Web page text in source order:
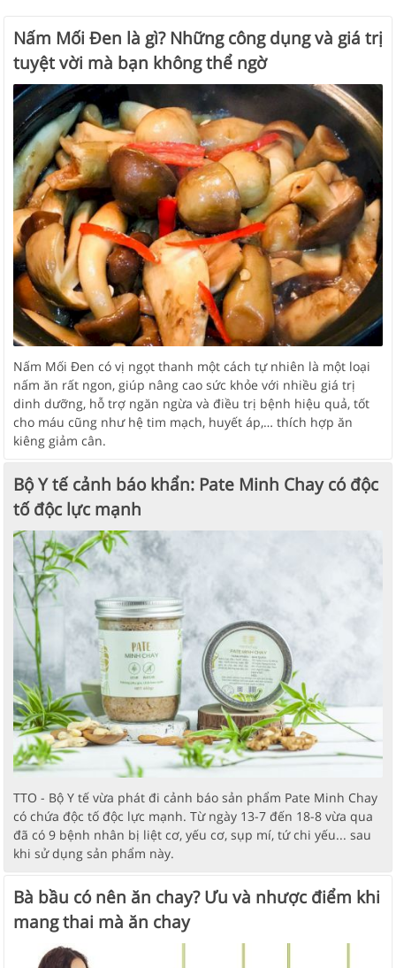
Nấm Mối Đen là gì? Những công dụng và giá trị
tuyệt vời mà bạn không thể ngờ
Nấm Mối Đen có vị ngọt thanh một cách tự nhiên là một loại
nấm ăn rất ngon, giúp nâng cao sức khỏe với nhiều giá trị
dinh dưỡng, hỗ trợ ngăn ngừa và điều trị bệnh hiệu quả, tốt
cho máu cũng như hệ tim mạch, huyết áp,… thích hợp ăn
kiêng giảm cân.
Bộ Y tế cảnh báo khẩn: Pate Minh Chay có độc
tố độc lực mạnh
TTO - Bộ Y tế vừa phát đi cảnh báo sản phẩm Pate Minh Chay
có chứa độc tố độc lực mạnh. Từ ngày 13-7 đến 18-8 vừa qua
đã có 9 bệnh nhân bị liệt cơ, yếu cơ, sụp mí, tứ chi yếu... sau
khi sử dụng sản phẩm này.
Bà bầu có nên ăn chay? Ưu và nhược điểm khi
mang thai mà ăn chay